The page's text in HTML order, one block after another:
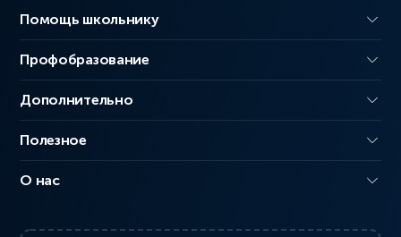
Помощь школьнику
Профобразование
Дополнительно
Полезное
О нас